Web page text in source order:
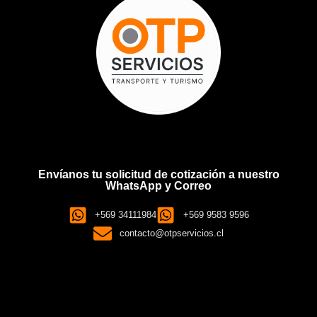
Envíanos tu solicitud de cotización a nuestro
WhatsApp y Correo
+569 34111984
+569 9583 9596
contacto@otpservicios.cl